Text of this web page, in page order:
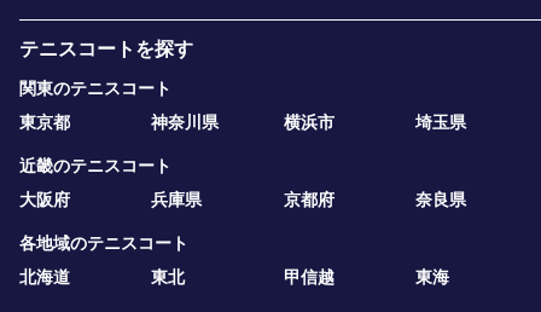
テニスコートを探す
関東のテニスコート
東京都
神奈川県 横浜市 埼玉県
近畿のテニスコート
大阪府
兵庫県 京都府 奈良県
各地域のテニスコート
北海道
東北 甲信越 東海